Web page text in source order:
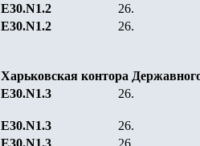
Е30.N1.2
26.
Е30.N1.2
26.
Харьковская контора
Е30.N1.3
26.
Е30.N1.3 26.
Е30.N1.3
26.